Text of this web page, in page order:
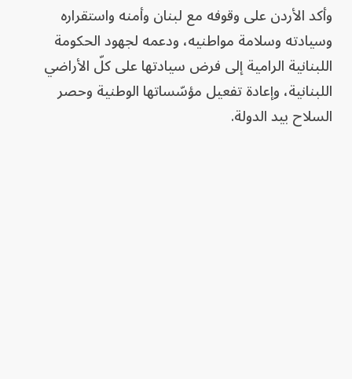
وأكد الأردن على وقوفه مع لبنان وأمنه واستقراره
وسيادته وسلامة مواطنيه، ودعمه لجهود الحكومة
اللبنانية الرامية إلى فرض سيادتها على كلّ الأراضي
اللبنانية، وإعادة تفعيل مؤسّساتها الوطنية وحصر
السلاح بيد الدولة.